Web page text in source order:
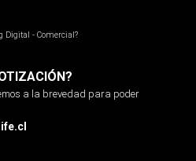
Digital - Comercial?
a la brevedad para poder